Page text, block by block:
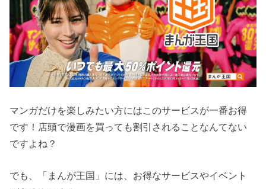
マンガだけを楽しみたい方にはこのサービスが一番お得
です！店頭で漫画を買っても割引されることなんてない
ですよね？
でも、「まんが王国」には、お得なサービスやイベント